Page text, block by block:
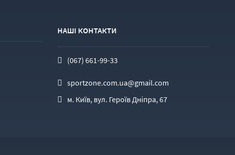
НАШІ КОНТАКТИ
(067) 661-99-33
sportzone.com.ua@gmail.com
м. Київ, вул. Героїв Дніпра, 67